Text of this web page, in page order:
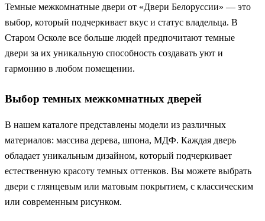
Темные межкомнатные двери от «Двери Белоруссии» — это
выбор, который подчеркивает вкус и статус владельца. В
Старом Осколе все больше людей предпочитают темные
двери за их уникальную способность создавать уют и
гармонию в любом помещении.
Выбор темных межкомнатных дверей
В нашем каталоге представлены модели из различных
материалов: массива дерева, шпона, МДФ. Каждая дверь
обладает уникальным дизайном, который подчеркивает
естественную красоту темных оттенков. Вы можете выбрать
двери с глянцевым или матовым покрытием, с классическим
или современным рисунком.